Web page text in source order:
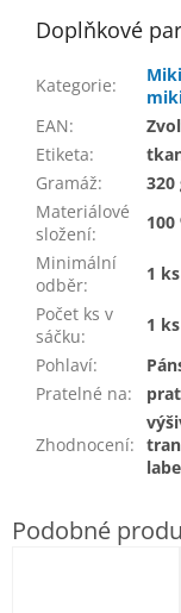
Doplňkové
Kategorie:
EAN:
Etiketa:
Gramáž:
320
Materiálové
složení:
Minimální
odběr:
1 ks
Počet ks v
sáčku:
1 ks
Pohlaví:
Pratelné na:
Zhodnocení: